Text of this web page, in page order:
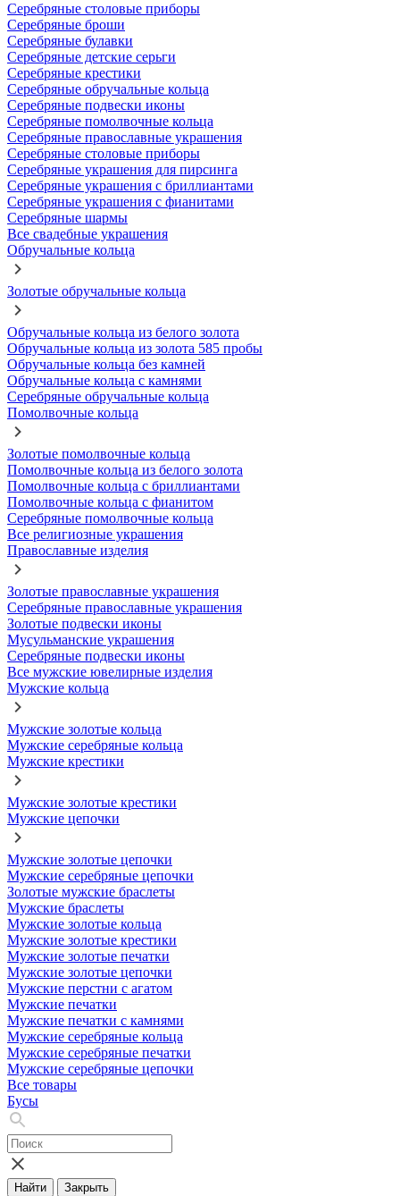
Серебряные столовые приборы
Серебряные броши
Серебряные булавки
Серебряные детские серьги
Серебряные крестики
Серебряные обручальные кольца
Серебряные подвески иконы
Серебряные помолвочные кольца
Серебряные православные украшения
Серебряные столовые приборы
Серебряные украшения для пирсинга
Серебряные украшения с бриллиантами
Серебряные украшения с фианитами
Серебряные шармы
Все свадебные украшения
Обручальные кольца
Золотые обручальные кольца
Обручальные кольца из белого золота
Обручальные кольца из золота 585 пробы
Обручальные кольца без камней
Обручальные кольца с камнями
Серебряные обручальные кольца
Помолвочные кольца
Золотые помолвочные кольца
Помолвочные кольца из белого золота
Помолвочные кольца с бриллиантами
Помолвочные кольца с фианитом
Серебряные помолвочные кольца
Все религиозные украшения
Православные изделия
Золотые православные украшения
Серебряные православные украшения
Золотые подвески иконы
Мусульманские украшения
Серебряные подвески иконы
Все мужские ювелирные изделия
Мужские кольца
Мужские золотые кольца
Мужские серебряные кольца
Мужские крестики
Мужские золотые крестики
Мужские цепочки
Мужские золотые цепочки
Мужские серебряные цепочки
Золотые мужские браслеты
Мужские браслеты
Мужские золотые кольца
Мужские золотые крестики
Мужские золотые печатки
Мужские золотые цепочки
Мужские перстни с агатом
Мужские печатки
Мужские печатки с камнями
Мужские серебряные кольца
Мужские серебряные печатки
Мужские серебряные цепочки
Все товары
Бусы
Найти Закрыть